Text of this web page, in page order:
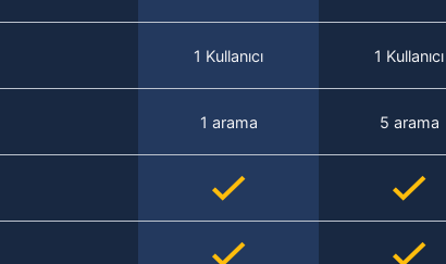
1 Kullanıcı 1 Kullanıcı
1 arama 5 arama